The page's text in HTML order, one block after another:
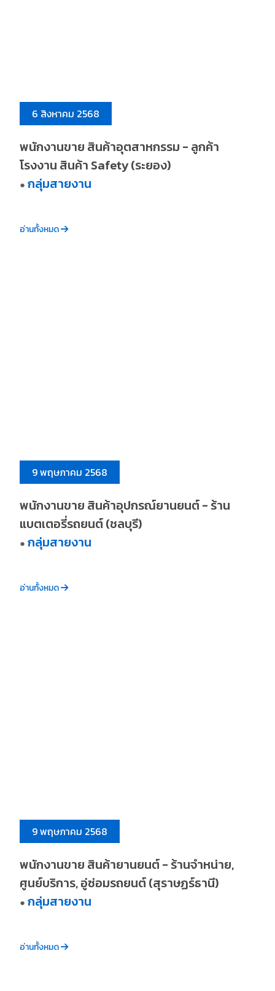
6 สิงหาคม 2568
พนักงานขาย สินค้าอุตสาหกรรม - ลูกค้า
โรงงาน สินค้า Safety (ระยอง)
● กลุ่มสายงาน
อ่านทั้งหมด
9 พฤษภาคม 2568
พนักงานขาย สินค้าอุปกรณ์ยานยนต์ - ร้าน
แบตเตอรี่รถยนต์ (ชลบุรี)
● กลุ่มสายงาน
อ่านทั้งหมด
9 พฤษภาคม 2568
พนักงานขาย สินค้ายานยนต์ - ร้านจำหน่าย,
ศูนย์บริการ, อู่ซ่อมรถยนต์ (สุราษฏร์ธานี)
● กลุ่มสายงาน
อ่านทั้งหมด